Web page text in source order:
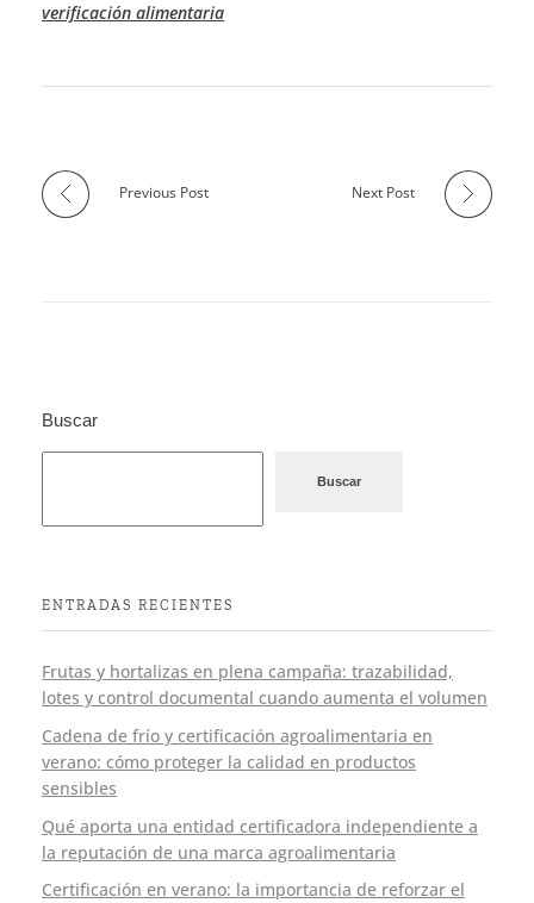
verificación alimentaria
Previous Post Next Post
Buscar
Buscar
ENTRADAS RECIENTES
Frutas y hortalizas en plena campaña: trazabilidad,
lotes y control documental cuando aumenta el volumen
Cadena de frío y certificación agroalimentaria en
verano: cómo proteger la calidad en productos
sensibles
Qué aporta una entidad certificadora independiente a
la reputación de una marca agroalimentaria
Certificación en verano: la importancia de reforzar el